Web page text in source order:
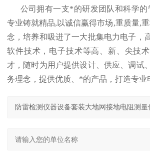
公司拥有一支*的研发团队和科学的
专业铸就精品,以诚信赢得市场,重质量,
念，培养和吸进了一大批集电力电子，
软件技术，电子技术等高、新、尖技
才，随时为用户提供设计、供应、调试
务理念，提供优质、*的产品，打造专业